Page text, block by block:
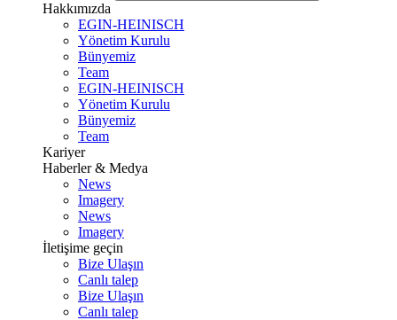
Hakkımızda
EGIN-HEINISCH
Yönetim Kurulu
Bünyemiz
Team
EGIN-HEINISCH
Yönetim Kurulu
Bünyemiz
Team
Kariyer
Haberler & Medya
News
Imagery
News
Imagery
İletişime geçin
Bize Ulaşın
Canlı talep
Bize Ulaşın
Canlı talep